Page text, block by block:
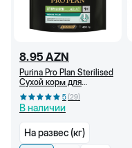
8.95 AZN
Purina Pro Plan Sterilised
Сухой корм для
стерилизованных
кошек, c индейкой, 400
г
5(29)
В наличии
На развес (кг)